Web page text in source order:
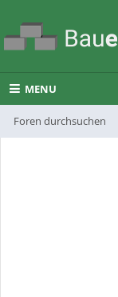
MENU
Foren durchsuchen